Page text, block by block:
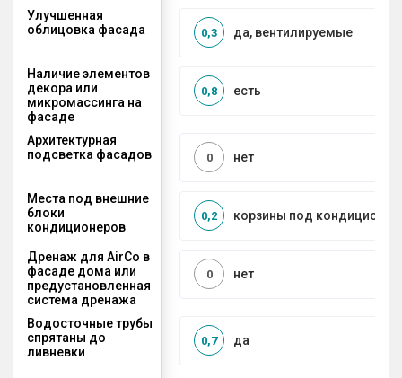
Улучшенная
облицовка фасада
да, вентилируемые
0,3
Наличие элементов
декора или
микромассинга на
фасаде
есть
0,8
Архитектурная
подсветка фасадов
нет
0
Места под внешние
блоки
кондиционеров
корзины под
0,2
Дренаж для AirCo в
фасаде дома или
предустановленная
система дренажа
нет
0
Водосточные трубы
спрятаны до
ливневки
да
0,7